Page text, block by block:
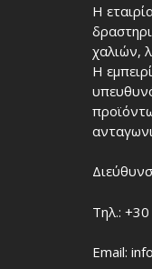
Η
χαλιών,
Η
Τηλ.:
Email: